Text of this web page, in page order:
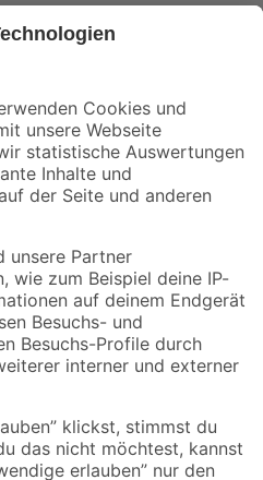
und Aktionen mehr verpassen!
Versandarten